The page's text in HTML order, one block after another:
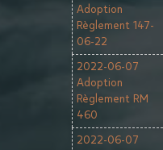
Adoption
Règlement 147-
06-22
2022-06-07
Adoption
Règlement RM
460
2022-06-07